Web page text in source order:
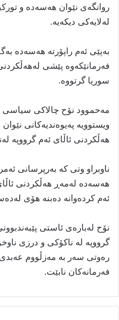
روانگەی نێوان هەسەدە و
لەلایەکی دیکەیە.
بەپێی ئەم راپۆرتە هەسەدە
فەرمانێکەوە پێشی
سوریا گرتووە.
مەحموود نۆح چالاکی سیاسی
ویستوویە پەیوەندیەکانی
هەڵکردنی ئاڵای ئەم گرووپە
ناوبراو وتی کە بەرپرسانی
هەسەدە لەمەڕ هەڵکردنی
ئەم کردەوانە دەبنە هۆی
نۆح لەبارەی ئاستی
گرووپە لە ناکۆکی و درزی
رەوتی سەر بە مەزڵووم عەبدی
فەرمانەکان نابێت.